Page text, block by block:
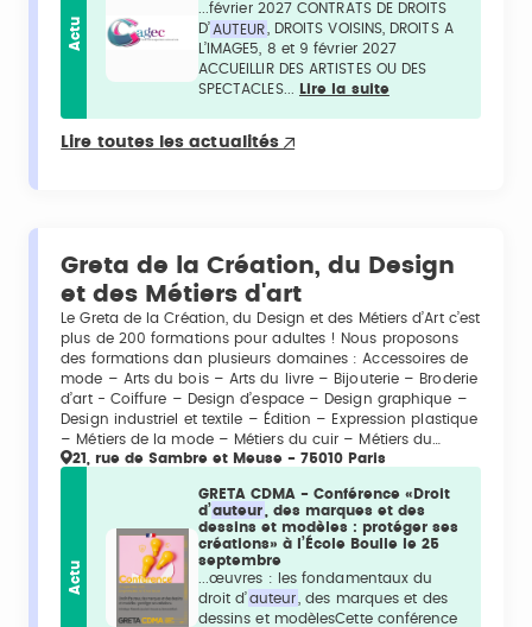
Actu
...février 2027 CONTRATS DE DROITS
D’ AUTEUR
, DROITS VOISINS, DROITS A
L’IMAGE5, 8 et 9 février 2027
ACCUEILLIR DES ARTISTES OU DES
SPECTACLES...
Lire la suite
Lire toutes les actualités
Greta de la Création, du Design
et des Métiers d'art
Le Greta de la Création, du Design et des Métiers d’Art c’est
plus de 200 formations pour adultes ! Nous proposons
des formations dan plusieurs domaines : Accessoires de
mode – Arts du bois – Arts du livre – Bijouterie – Broderie
d’art - Coiffure – Design d’espace – Design graphique –
Design industriel et textile – Édition – Expression plastique
– Métiers de la mode – Métiers du cuir – Métiers du…
21, rue de Sambre et Meuse - 75010 Paris
Actu
GRETA CDMA - Conférence «Droit
d’auteur
, des marques et des
dessins et modèles : protéger ses
créations» à l’École Boulle le 25
septembre
...œuvres : les fondamentaux du
droit d’auteur
, des marques et des
dessins et modèlesCette conférence